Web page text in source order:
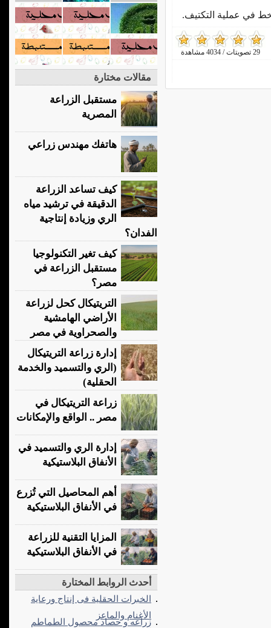
29 تصويتات / 4034 مشاهدة
مقالات مختارة
مستقبل الزراعة
المصرية
هاتفك مهندس زراعي
كيف تساعد الزراعة
الدقيقة في ترشيد مياه
الري وزيادة إنتاجية
الفدان؟
كيف تغير التكنولوجيا
مستقبل الزراعة في
مصر؟
التريتيكال كحل لزراعة
الأراضي الهامشية
والصحراوية في مصر
إدارة زراعة التريتيكال
(الري والتسميد والخدمة
الحقلية)
زراعة التريتيكال في
مصر .. الواقع والإمكانات
إدارة الري والتسميد في
الأنفاق البلاستيكية
أهم المحاصيل التي تُزرع
في الأنفاق البلاستيكية
المزايا التقنية للزراعة
في الأنفاق البلاستيكية
أحدث الروابط المختارة
الخبرات الحقلية فى إنتاج ورعاية
الأغنام والماعز
زراعه و حصاد محصول الطماطم